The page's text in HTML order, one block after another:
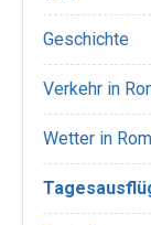
Geschichte
Verkehr in
Wetter in Rom